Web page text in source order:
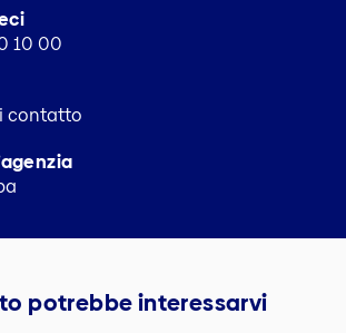
10 00
contatto
potrebbe interessarvi